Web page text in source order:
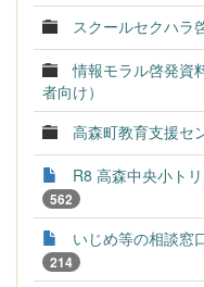
スクールセクハラ
情報モラル啓発資
者向け）
高森町教育支援セ
R8 高森中央小ト
562
いじめ等の相談窓
214